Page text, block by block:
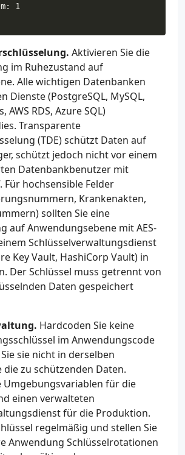
Aktivieren Sie die
im Ruhezustand auf
Alle wichtigen Datenbanken
Dienste (PostgreSQL, MySQL,
AWS RDS, Azure SQL)
Transparente
(TDE) schützt Daten auf
schützt jedoch nicht vor einem
Datenbankbenutzer mit
hochsensible Felder
Krankenakten,
sollten Sie eine
auf Anwendungsebene mit AES-
Schlüsselverwaltungsdienst
Key Vault, HashiCorp Vault) in
Der Schlüssel muss getrennt von
Daten gespeichert
Hardcoden Sie keine
im Anwendungscode
sie nicht in derselben
die zu schützenden Daten.
Umgebungsvariablen für die
einen verwalteten
für die Produktion.
regelmäßig und stellen Sie
Anwendung Schlüsselrotationen